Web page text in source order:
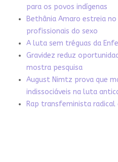
para os povos indígenas
Bethânia Amaro estreia
profissionais do sexo
A luta sem tréguas da
Gravidez reduz
mostra pesquisa
August Nimtz prova que
indissociáveis na luta
Rap transfeminista radical